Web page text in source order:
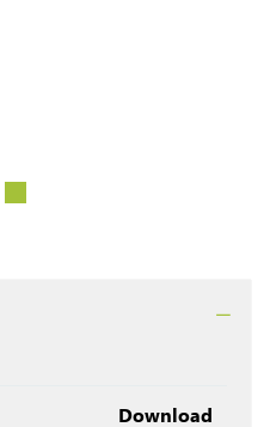
Download